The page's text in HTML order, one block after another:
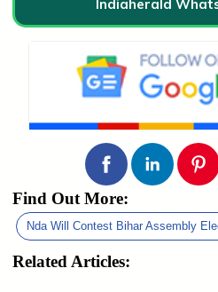
Indiaherald
Find Out More:
Nda Will Contest Bihar Assembly
Related Articles: